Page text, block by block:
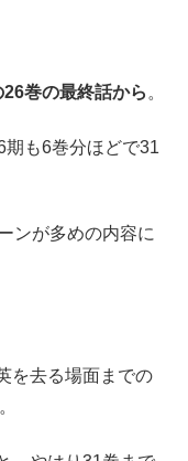
巻の最終話から 。
も6巻分ほどで31
ンが多めの内容に
を去る場面までの